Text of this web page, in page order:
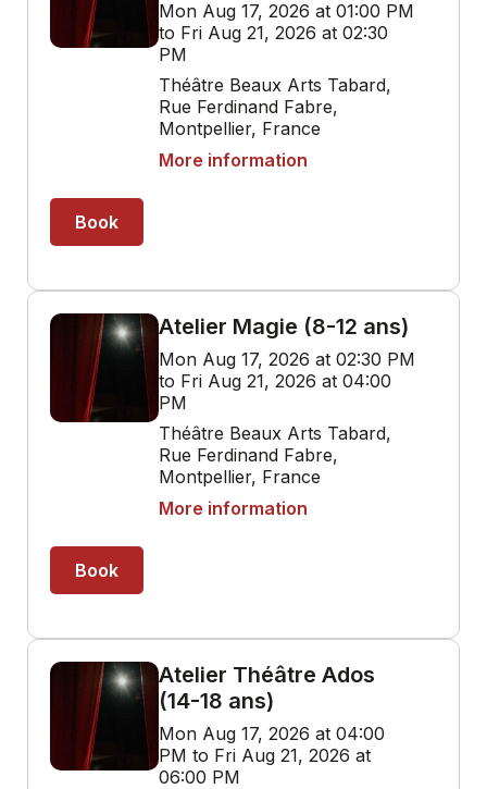
Mon Aug 17, 2026 at 01:00 PM
to Fri Aug 21, 2026 at 02:30
PM
Théâtre Beaux Arts Tabard,
Rue Ferdinand Fabre,
Montpellier, France
More information
Book
Atelier Magie (8-12 ans)
Mon Aug 17, 2026 at 02:30 PM
to Fri Aug 21, 2026 at 04:00
PM
Théâtre Beaux Arts Tabard,
Rue Ferdinand Fabre,
Montpellier, France
More information
Book
Atelier Théâtre Ados
(14-18 ans)
Mon Aug 17, 2026 at 04:00
PM to Fri Aug 21, 2026 at
06:00 PM